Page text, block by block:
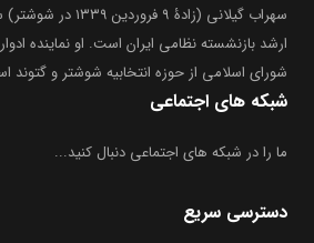
سهراب گیلانی (زادۀ ۹
ارشد بازنشسته نظامی ایران است. او نماینده
شورای اسلامی از حوزه انتخابیه شوشتر و گتوند
شبکه های اجتماعی
ما را در شبکه های اجتماعی دنبال کنید...
دسترسی سریع